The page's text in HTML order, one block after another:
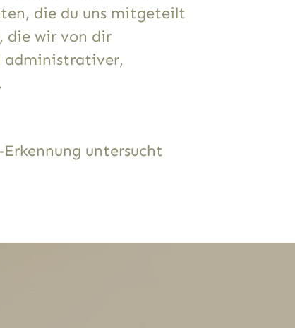
die du uns mitgeteilt
die wir von dir
administrativer,
untersucht